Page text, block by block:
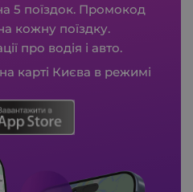
5 поїздок. Промокод
кожну поїздку.
про водія і авто.
карті Києва в режимі